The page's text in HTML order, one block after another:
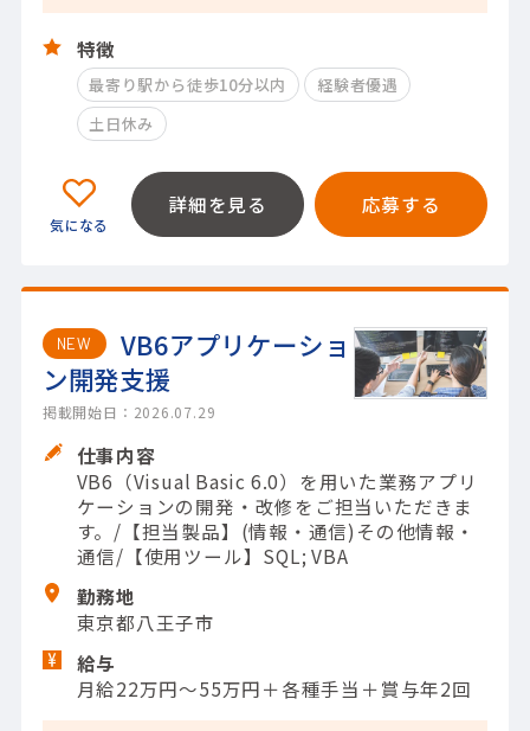
特徴
最寄り駅から徒歩10分以内
経験者優遇
土日休み
詳細を見る 応募する
NEW
VB6アプリケーショ
ン開発支援
掲載開始日：2026.07.29
仕事内容
VB6（Visual Basic 6.0）を用いた業務アプリ
ケーションの開発・改修をご担当いただきま
す。/【担当製品】(情報・通信)その他情報・
通信/【使用ツール】SQL; VBA
勤務地
東京都八王子市
給与
月給22万円～55万円＋各種手当＋賞与年2回